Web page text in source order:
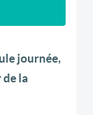
journée,
de la